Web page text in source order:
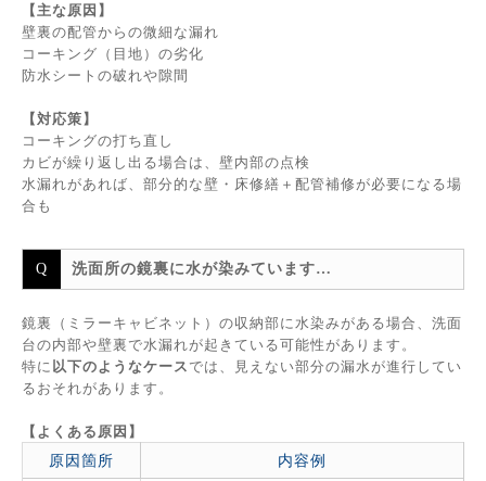
【主な原因】
壁裏の配管からの微細な漏れ
コーキング（目地）の劣化
防水シートの破れや隙間
【対応策】
コーキングの打ち直し
カビが繰り返し出る場合は、壁内部の点検
水漏れがあれば、部分的な壁・床修繕＋配管補修が必要になる場
合も
洗面所の鏡裏に水が染みています…
鏡裏（ミラーキャビネット）の収納部に水染みがある場合、洗面
台の内部や壁裏で水漏れが起きている可能性があります。
特に 以下のようなケースでは、見えない部分の漏水が進行してい
るおそれがあります。
【よくある原因】
原因箇所
内容例